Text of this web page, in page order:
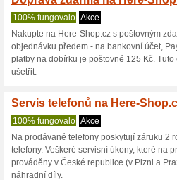
Zobrazení:
Pokračovat na
Získávejte